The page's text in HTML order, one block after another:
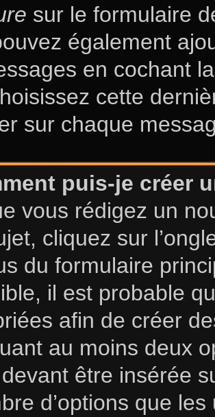
sur le formulaire
également
en cochant
cette
sur chaque
puis-je créer
vous rédigez un
cliquez sur
du formulaire
il est probable
afin de créer
au moins deux
être insérée
d’options que